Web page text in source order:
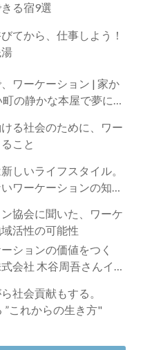
る宿9選
てから、仕事しよう！
ワーケーション | 家か
の静かな本屋で夢に近
る社会のために、ワー
こと
しいライフスタイル。
ワーケーションの知ら
協会に聞いた、ワーケ
活性の可能性
ションの価値をつく
会社 木谷周吾さんイン
社会貢献もする。
”これからの生き方"